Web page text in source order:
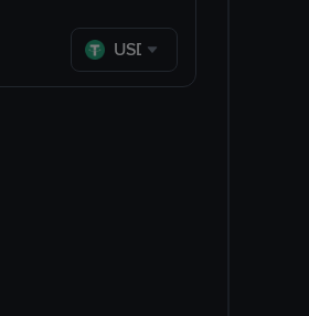
USDT